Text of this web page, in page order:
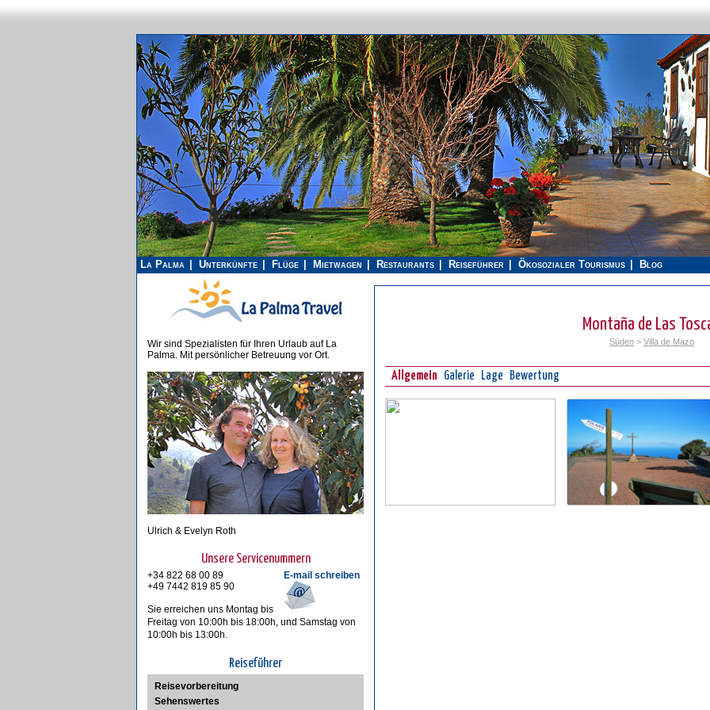
La Palma Unterkünfte Flüge Mietwagen Restaurants Reiseführer Ökosozialer Tourismus Blog
Montaña de Las
Süden > Villa de Mazo
Allgemein Galerie Lage Bewertung
Wir sind Spezialisten für Ihren Urlaub auf La
Palma. Mit persönlicher Betreuung vor Ort.
Ulrich & Evelyn Roth
Unsere Servicenummern
E-mail schreiben
+34 822 68 00 89
+49 7442 819 85 90
Sie erreichen uns Montag bis
Freitag von 10:00h bis 18:00h, und Samstag von
10:00h bis 13:00h.
Reiseführer
Reisevorbereitung
Sehenswertes